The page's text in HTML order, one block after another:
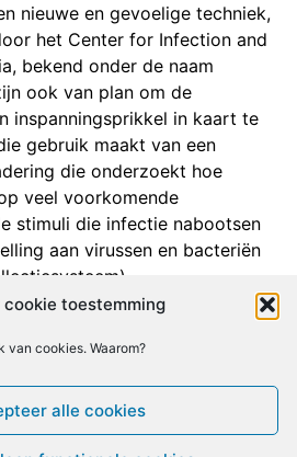
cookie toestemming
van cookies. Waarom?
alle cookies
nieuwe en gevoelige techniek,
het Center for Infection and
bekend onder de naam
ook van plan om de
inspanningsprikkel in kaart te
gebruik maakt van een
die onderzoekt hoe
veel voorkomende
stimuli die infectie nabootsen
aan virussen en bacteriën
balans van de darmflora. Auto-
door darmbacteriën, dus
de microflora in de darmen.
beschreven dat ook een rol
microbioom in de